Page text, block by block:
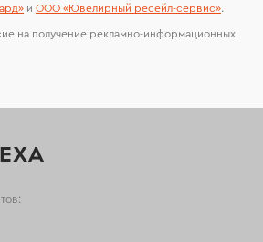
и ООО «Ювелирный ресейл-сервиc».
на получение рекламно-информационных